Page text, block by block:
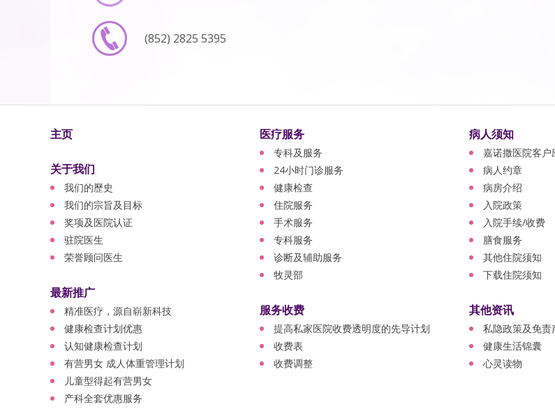
(852) 2825 5395
主页
关于我们
我们的歷史
我们的宗旨及目标
奖项及医院认证
驻院医生
荣誉顾问医生
最新推广
精准医疗，源自崭新科技
健康检查计划优惠
认知健康检查计划
有营男女 成人体重管理计划
儿童型得起有营男女
产科全套优惠服务
医疗服务
专科及服务
24小时门诊服务
健康检查
住院服务
手术服务
专科服务
诊断及辅助服务
牧灵部
服务收费
提高私家医院收费透明度的先导计划
收费表
收费调整
病人须知
嘉诺撒医院客户
病人约章
病房介绍
入院政策
入院手续/收费
膳食服务
其他住院须知
下载住院须知
其他资讯
私隐政策及免责
健康生活锦囊
心灵读物